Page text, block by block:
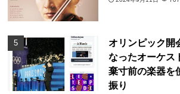
オリンピック開
なったオーケス
棄寸前の楽器を
振り